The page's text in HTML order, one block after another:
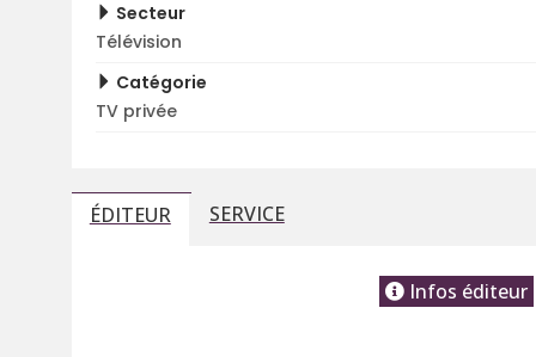
Secteur
Télévision
Catégorie
TV privée
ÉDITEUR SERVICE
Infos éditeur